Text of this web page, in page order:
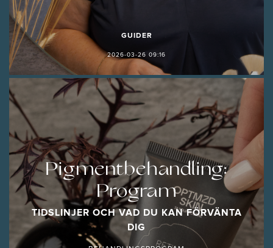
GUIDER
2026-03-26 09:16
Pigmentbehandling:
Program
TIDSLINJER OCH VAD DU KAN FÖRVÄNTA
DIG